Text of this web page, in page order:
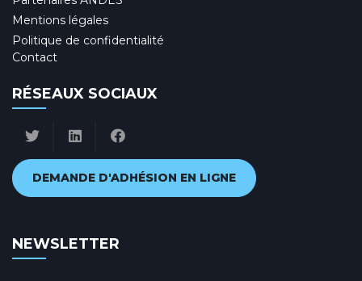
Mentions légales
Politique de confidentialité
Contact
RÉSEAUX SOCIAUX
DEMANDE D'ADHÉSION EN LIGNE
NEWSLETTER